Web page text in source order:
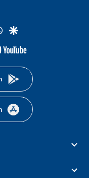
whatsapp
google
youtube-